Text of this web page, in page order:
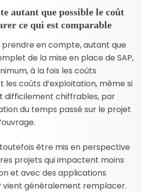
autant que possible le coût
ce qui est comparable
en compte, autant que
de la mise en place de SAP,
à la fois les coûts
les coûts d’exploitation, même si
difficilement chiffrables, par
du temps passé sur le projet
être mis en perspective
projets qui impactent moins
et avec des applications
vient généralement remplacer.